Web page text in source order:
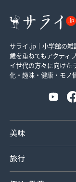
サライ.jp｜小学館の雑
歳を重ねてもアクティ
イ世代の方々に向けた
化・趣味・健康・モノ
美味
旅行